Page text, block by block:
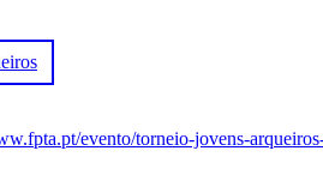
evento/torneio-jovens-